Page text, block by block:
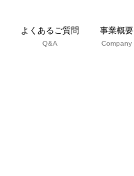
よくあるご質問
Q&A
事業概要
Company